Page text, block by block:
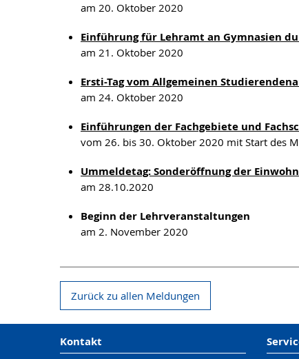
am 20. Oktober 2020
Einführung für Lehramt an Gymnasien
am 21. Oktober 2020
Ersti-Tag vom Allgemeinen
am 24. Oktober 2020
Einführungen der Fachgebiete und
vom 26. bis 30. Oktober 2020 mit Start des
Ummeldetag: Sonderöffnung der
am 28.10.2020
Beginn der Lehrveranstaltungen
am 2. November 2020
Zurück zu allen Meldungen
Kontakt